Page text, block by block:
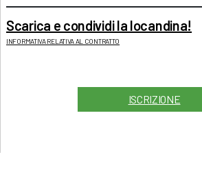
Scarica e condividi la locandina!
INFORMATIVA RELATIVA AL CONTRATTO
ISCRIZIONE